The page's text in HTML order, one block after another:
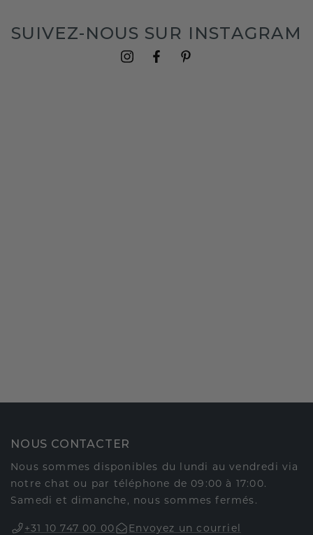
SUIVEZ-NOUS SUR INSTAGRAM
NOUS CONTACTER
Nous sommes disponibles du lundi au vendredi via
notre chat ou par téléphone de 09:00 à 17:00.
Samedi et dimanche, nous sommes fermés.
+31 10 747 00 00
Envoyez un courriel